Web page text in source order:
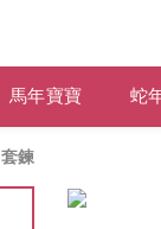
馬年寶寶 蛇
套鍊